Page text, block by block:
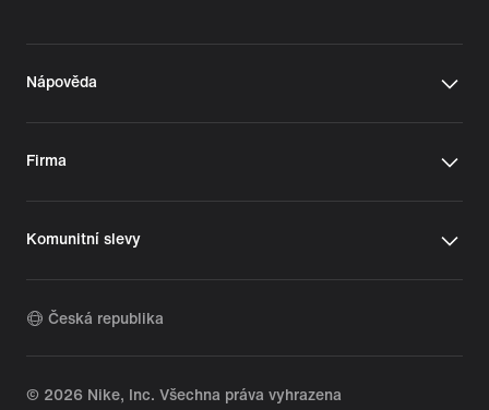
Nápověda
Firma
Komunitní slevy
Česká republika
© 2026 Nike, Inc. Všechna práva vyhrazena